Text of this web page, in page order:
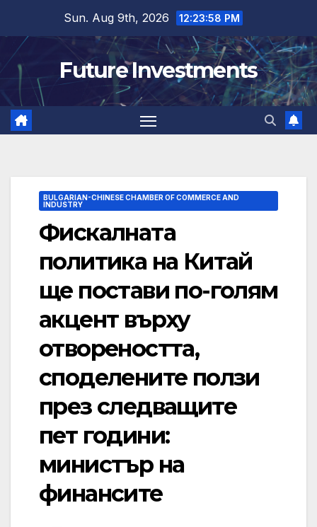
content
Sun. Aug 9th, 2026 12:23:58 PM
Future Investments
BULGARIAN-CHINESE CHAMBER OF COMMERCE AND
INDUSTRY
Фискалната
политика на Китай
ще постави по-голям
акцент върху
отвореността,
споделените ползи
през следващите
пет години:
министър на
финансите